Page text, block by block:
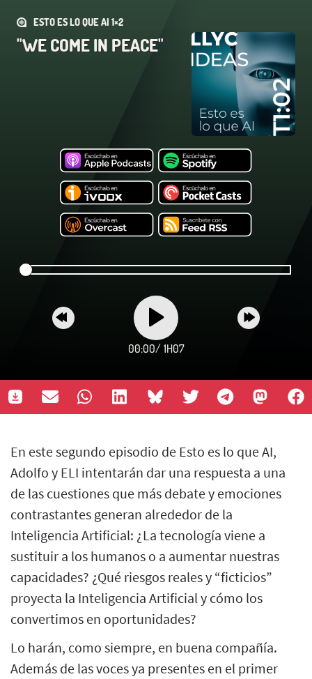
ESTO ES LO QUE AI 1×2
"WE COME IN PEACE"
00:00/ 1H07
En este segundo episodio de Esto es lo que AI,
Adolfo y ELI intentarán dar una respuesta a una
de las cuestiones que más debate y emociones
contrastantes generan alrededor de la
Inteligencia Artificial: ¿La tecnología viene a
sustituir a los humanos o a aumentar nuestras
capacidades? ¿Qué riesgos reales y “ficticios”
proyecta la Inteligencia Artificial y cómo los
convertimos en oportunidades?
Lo harán, como siempre, en buena compañía.
Además de las voces ya presentes en el primer